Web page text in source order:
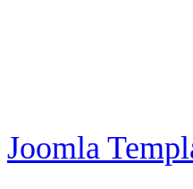
Joomla